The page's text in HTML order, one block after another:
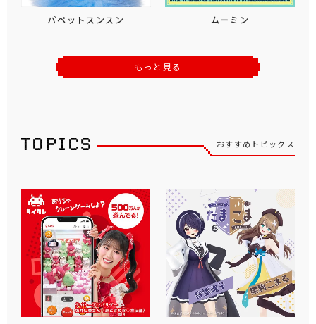
パペットスンスン ムーミン
もっと見る
おすすめトピックス